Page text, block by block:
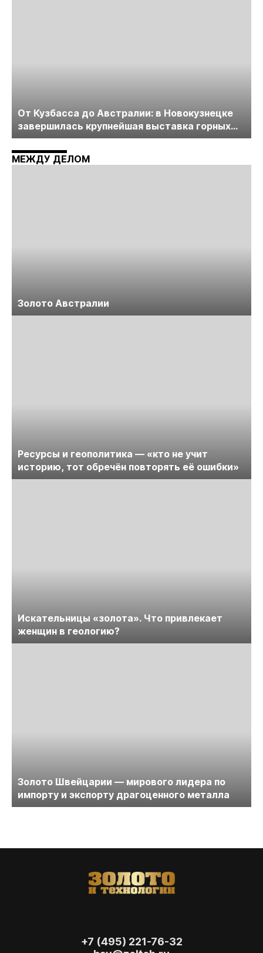
От Кузбасса до Австралии: в Новокузнецке
завершилась крупнейшая выставка горных
технологий «Недра России. Уголь России и
Майнинг»
МЕЖДУ ДЕЛОМ
Золото Австралии
Ресурсы и геополитика — «кто не учит
историю, тот обречён повторять её ошибки»
Искательницы «золота». Что привлекает
женщин в геологию?
Золото Швейцарии — мирового лидера по
импорту и экспорту драгоценного металла
+7 (495) 221-76-32